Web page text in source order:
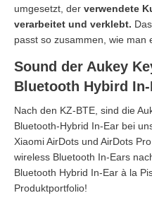
umgesetzt, der verwendete
verarbeitet und verklebt.
passt so zusammen, wie man
Sound der Aukey
Bluetooth Hybird
Nach den KZ-BTE, sind die
Bluetooth-Hybrid In-Ear bei
Xiaomi AirDots und AirDots
wireless Bluetooth In-Ears
Bluetooth Hybrid In-Ear à la
Produktportfolio!